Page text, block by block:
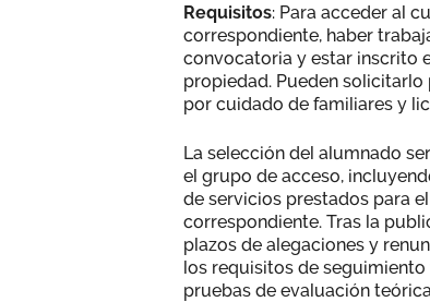
Requisitos: Para acceder al
correspondiente, haber
convocatoria y estar inscrito
propiedad. Pueden
por cuidado de familiares y
La selección del alumnado
el grupo de acceso,
de servicios prestados para
correspondiente. Tras la
plazos de alegaciones y
los requisitos de
pruebas de evaluación